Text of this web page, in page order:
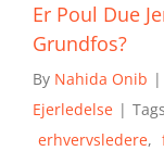
Er Poul Due
Grundfos?
By Nahida Onib |
Ejerledelse |
erhvervsledere,